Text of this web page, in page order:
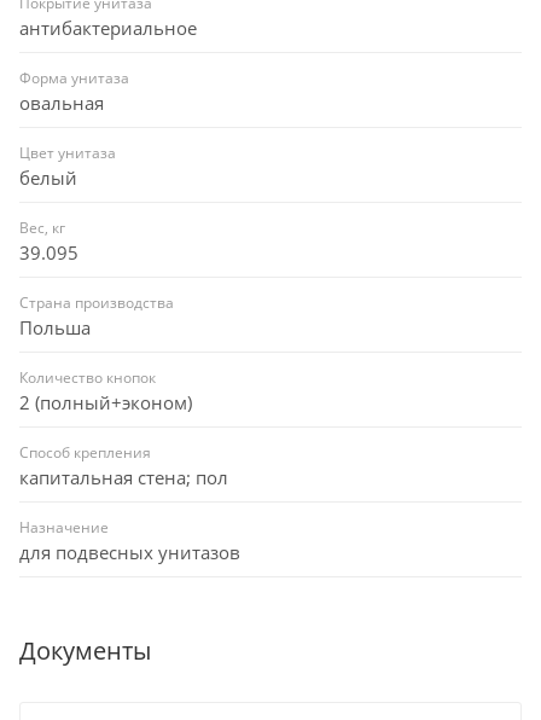
антибактериальное
Форма унитаза
овальная
Цвет унитаза
белый
Вес, кг
39.095
Страна производства
Польша
Количество кнопок
2 (полный+эконом)
Способ крепления
капитальная стена; пол
Назначение
для подвесных унитазов
Документы